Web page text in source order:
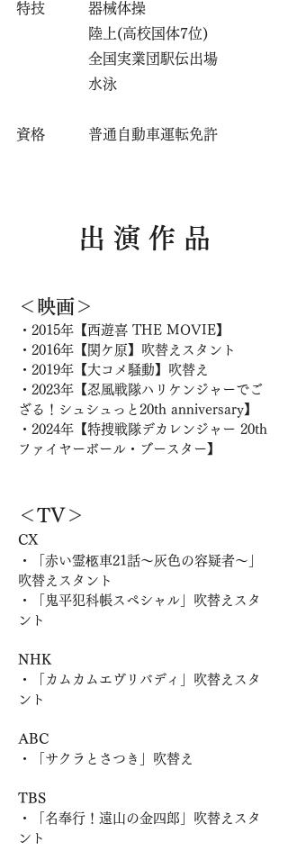
特技 器械体操
​ 陸上(高校国体7位)
​ 全国実業団駅伝出場
水泳
​資格 普通自動車運転免許
出 演 作 品
＜映画＞
・2015年【西遊喜 THE MOVIE】
・2016年【関ケ原】吹替えスタント
・2019年【大コメ騒動】吹替え
・2023年【忍風戦隊ハリケンジャーでご
ざる！シュシュっと20th anniversary】
・2024年【特捜戦隊デカレンジャー 20th
ファイヤーボール・ブースター】
＜TV＞
CX
・「赤い霊柩車21話～灰色の容疑者～」
吹替えスタント
​・「鬼平犯科帳スペシャル」吹替えスタ
ント
NHK
・
「カムカムエヴリバディ」吹替えスタ
ント
ABC
・「サクラとさつき」 吹替え
TBS
​・「名奉行！遠山の金四郎」吹替えスタ
ント